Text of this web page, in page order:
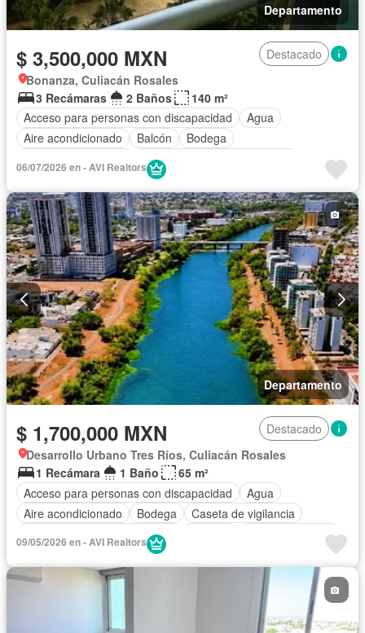
Departamento
$ 3,500,000 MXN
Destacado
Bonanza, Culiacán Rosales
3 Recámaras
2 Baños
140 m²
Acceso para personas con discapacidad
Agua
Aire acondicionado
Balcón
Bodega
Circuito cerrado de televisión
Cocina equipada
Cuarto de Limpieza
Electricidad
Elevador
Estacionamiento
Gas natural
Internet
Recámara con closet
Seguridad
Terraza
Vista panorámica
Wifi Completamente amueblado
06/07/2026 en - AVI Realtors
Departamento
$ 1,700,000 MXN
Destacado
Desarrollo Urbano Tres Ríos, Culiacán Rosales
1 Recámara
1 Baño
65 m²
Acceso para personas con discapacidad
Agua
Aire acondicionado
Bodega
Caseta de vigilancia
Circuito cerrado de televisión
Cocina equipada
Cuarto de Limpieza
Electricidad
Elevador
Gas natural
Jardín
Televisión por cable
Vista panorámica
Parcialmente amueblado
09/05/2026 en - AVI Realtors